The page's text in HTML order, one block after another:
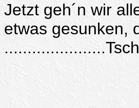
Jetzt geh´n wir
etwas gesunken,